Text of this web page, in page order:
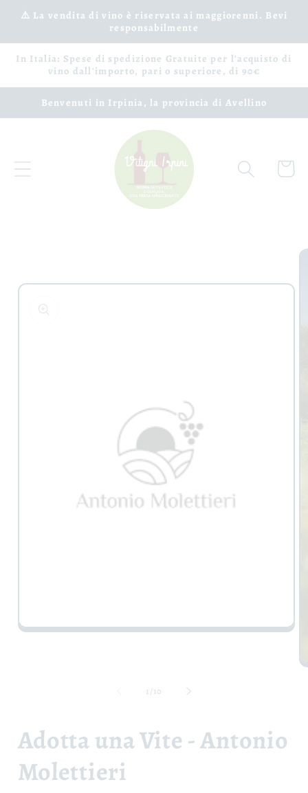
Vai
direttamente
⚠️ La vendita di vino è riservata ai maggiorenni. Bevi
responsabilmente
In Italia: Spese di spedizione Gratuite per l'acquisto di
vino dall'importo, pari o superiore, di 90€
Benvenuti in Irpinia, la provincia di Avellino
Carrello
sul prodotto
Apri
1/ su
10
Adotta una Vite - Antonio
Molettieri